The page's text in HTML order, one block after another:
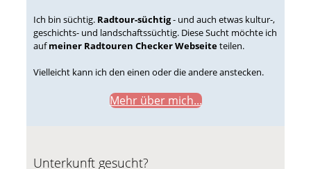
Ich bin süchtig. Radtour-süchtig- und auch etwas kultur-,
geschichts- und landschaftssüchtig. Diese Sucht möchte ich
aufmeiner Radtouren Checker Webseiteteilen.
Vielleicht kann ich den einen oder die andere anstecken.
Mehr über mich...
Unterkunft gesucht?